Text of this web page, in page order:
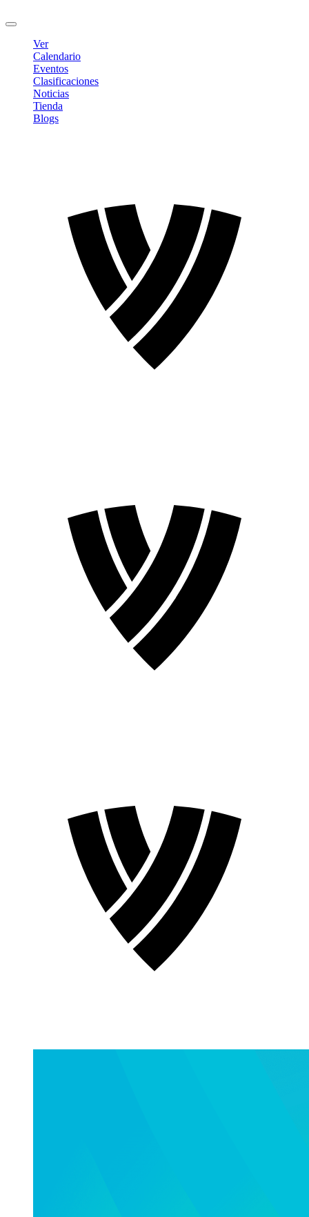
Ver
Calendario
Eventos
Clasificaciones
Noticias
Tienda
Blogs